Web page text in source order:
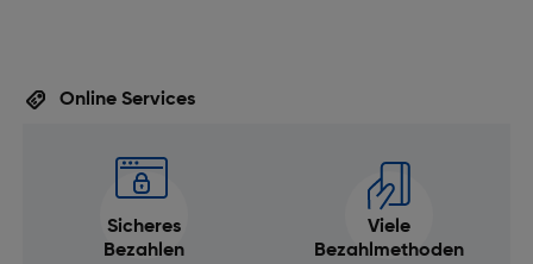
Online Services
Sicheres
Bezahlen
Viele
Bezahlmethoden